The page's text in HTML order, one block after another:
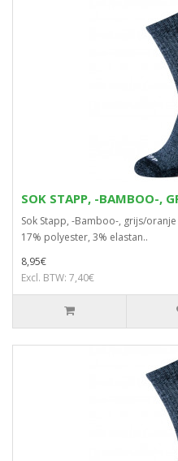
SOK STAPP, -BAMBOO-,
Sok Stapp, -Bamboo-, grijs/
17% polyester, 3% elastan..
8,95€
Excl. BTW: 7,40€